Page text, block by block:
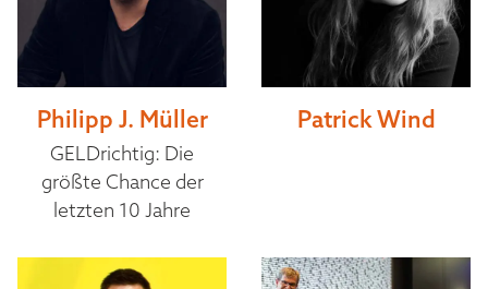
Philipp J. Müller
GELDrichtig: Die
größte Chance der
letzten 10 Jahre
Patrick Wind